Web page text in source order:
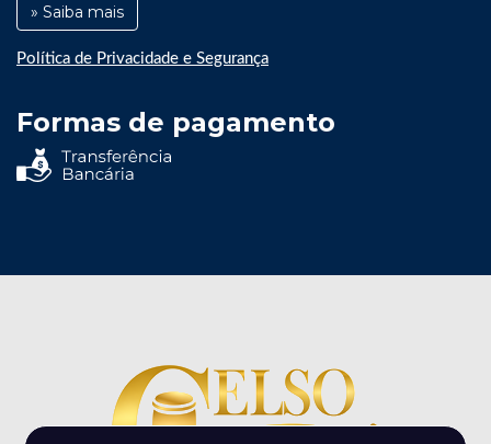
» Saiba mais
Política de Privacidade e Segurança
Formas de pagamento